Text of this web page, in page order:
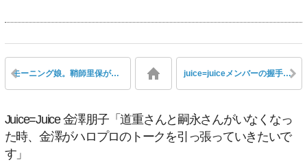
モーニング娘。鞘師里保が影響を受けた先輩は高橋と後藤「同じ私生活を送りたいぐらい、そこまで真似したいぐらい憧れている」 juice=juiceメンバーの握手対応が話題
Juice=Juice 金澤朋子「道重さんと嗣永さんがいなくなっ
た時、金澤がハロプロのトークを引っ張っていきたいで
す」